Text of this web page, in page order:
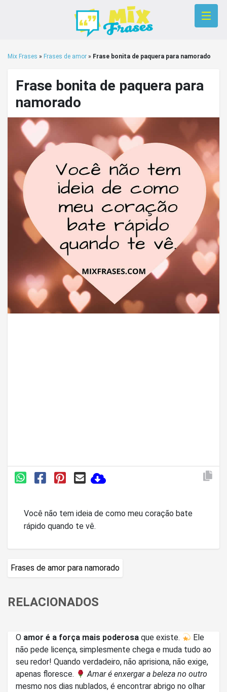
Mix Frases » Frases de amor » Frase bonita de paquera para namorado
Frase bonita de paquera para
namorado
Você não tem ideia de como meu coração bate
rápido quando te vê.
Frases de amor para namorado
RELACIONADOS
O amor é a força mais poderosa que existe.
Ele
não pede licença, simplesmente chega e muda tudo ao
seu redor! Quando verdadeiro, não aprisiona, não exige,
apenas floresce.
Amar é enxergar a beleza no outro
mesmo nos dias nublados, é encontrar abrigo no olhar